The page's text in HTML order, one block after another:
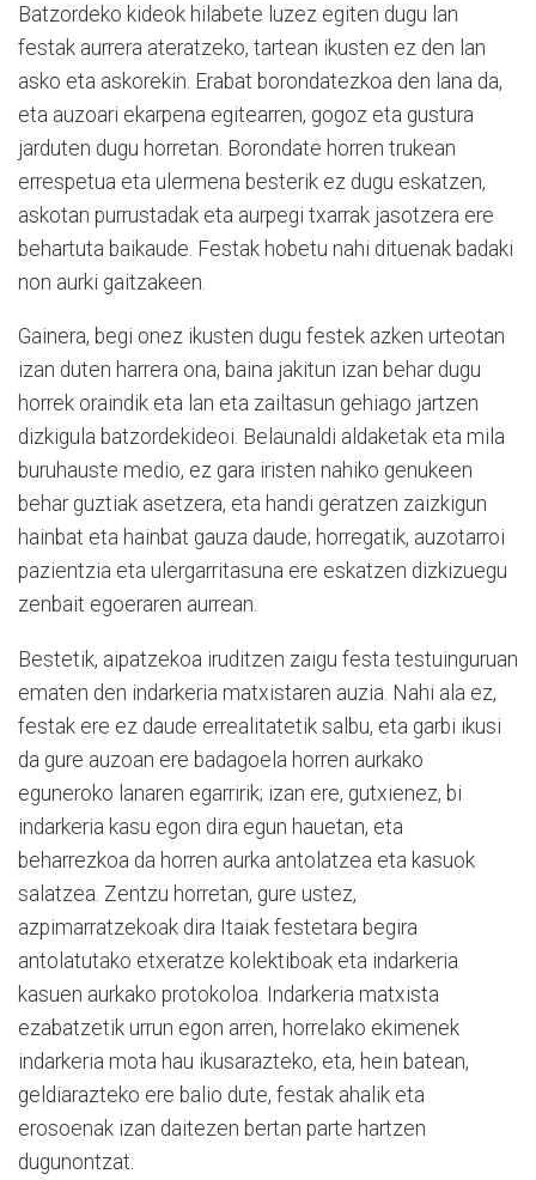
Batzordeko kideok hilabete luzez egiten dugu lan
festak aurrera ateratzeko, tartean ikusten ez den lan
asko eta askorekin. Erabat borondatezkoa den lana da,
eta auzoari ekarpena egitearren, gogoz eta gustura
jarduten dugu horretan. Borondate horren trukean
errespetua eta ulermena besterik ez dugu eskatzen,
askotan purrustadak eta aurpegi txarrak jasotzera ere
behartuta baikaude. Festak hobetu nahi dituenak badaki
non aurki gaitzakeen.
Gainera, begi onez ikusten dugu festek azken urteotan
izan duten harrera ona, baina jakitun izan behar dugu
horrek oraindik eta lan eta zailtasun gehiago jartzen
dizkigula batzordekideoi. Belaunaldi aldaketak eta mila
buruhauste medio, ez gara iristen nahiko genukeen
behar guztiak asetzera, eta handi geratzen zaizkigun
hainbat eta hainbat gauza daude; horregatik, auzotarroi
pazientzia eta ulergarritasuna ere eskatzen dizkizuegu
zenbait egoeraren aurrean.
Bestetik, aipatzekoa iruditzen zaigu festa testuinguruan
ematen den indarkeria matxistaren auzia. Nahi ala ez,
festak ere ez daude errealitatetik salbu, eta garbi ikusi
da gure auzoan ere badagoela horren aurkako
eguneroko lanaren egarririk; izan ere, gutxienez, bi
indarkeria kasu egon dira egun hauetan, eta
beharrezkoa da horren aurka antolatzea eta kasuok
salatzea. Zentzu horretan, gure ustez,
azpimarratzekoak dira Itaiak festetara begira
antolatutako etxeratze kolektiboak eta indarkeria
kasuen aurkako protokoloa. Indarkeria matxista
ezabatzetik urrun egon arren, horrelako ekimenek
indarkeria mota hau ikusarazteko, eta, hein batean,
geldiarazteko ere balio dute, festak ahalik eta
erosoenak izan daitezen bertan parte hartzen
dugunontzat.